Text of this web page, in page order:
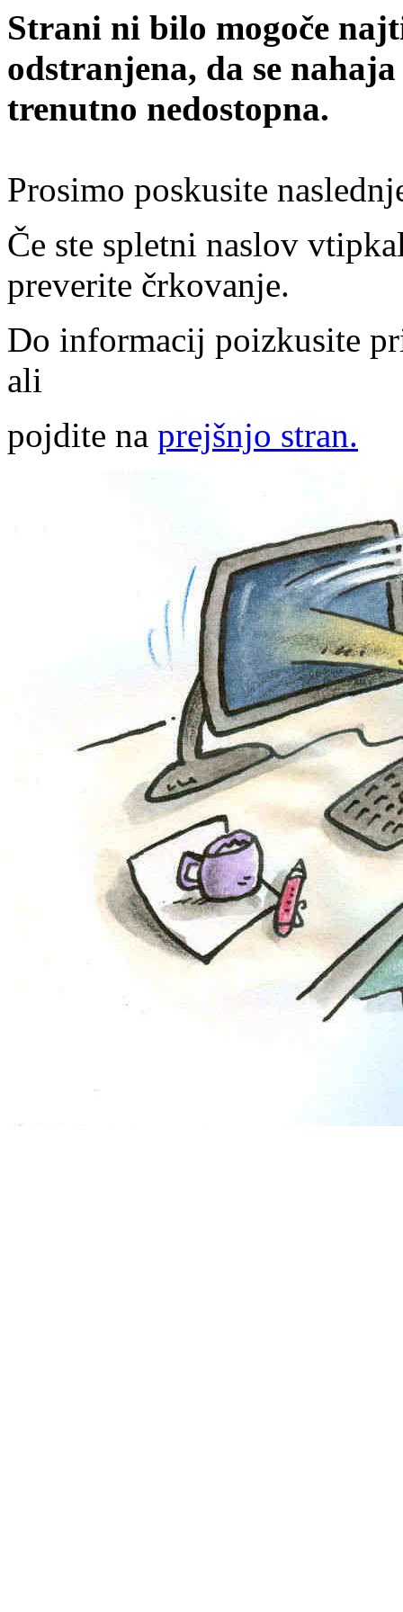
Strani ni bilo mogoče
odstranjena, da se
trenutno nedostopna.
Prosimo poskusite
Če ste spletni naslov
preverite črkovanje.
Do informacij poizkusite
ali
pojdite na prejšnjo stran.